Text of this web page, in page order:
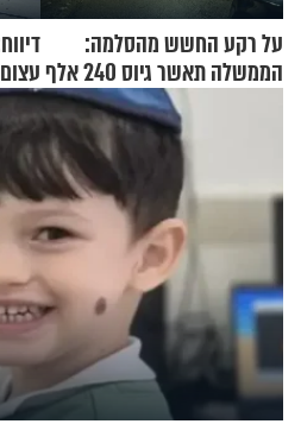
על רקע החשש מהסלמה:
הממשלה תאשר גיוס 240 אלף
אנשי מילואים